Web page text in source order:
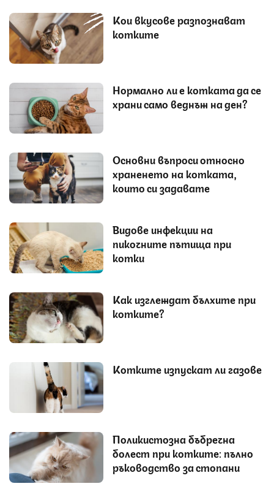
Кои вкусове разпознават
котките
Нормално ли е котката да се
храни само веднъж на ден?
Основни въпроси относно
храненето на котката,
които си задавате
Видове инфекции на
пикочните пътища при
котки
Как изглеждат бълхите при
котките?
Котките изпускат ли газове
Поликистозна бъбречна
болест при котките: пълно
ръководство за стопани